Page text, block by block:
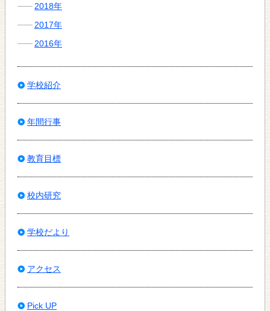
2018年
2017年
2016年
学校紹介
年間行事
教育目標
校内研究
学校だより
アクセス
Pick UP